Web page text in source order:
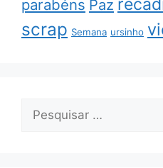
parabéns Paz
scrap Semana ursinho
Pesquisar